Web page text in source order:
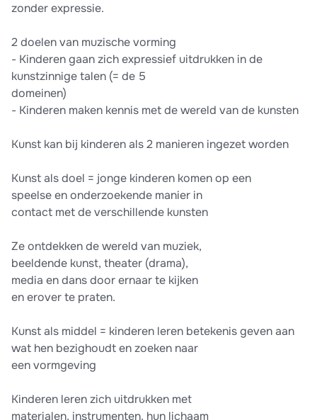
zonder expressie.
2 doelen van muzische vorming
- Kinderen gaan zich expressief uitdrukken in de
kunstzinnige talen (= de 5
domeinen)
- Kinderen maken kennis met de wereld van de kunsten
Kunst kan bij kinderen als 2 manieren ingezet worden
Kunst als doel = jonge kinderen komen op een
speelse en onderzoekende manier in
contact met de verschillende kunsten
Ze ontdekken de wereld van muziek,
beeldende kunst, theater (drama),
media en dans door ernaar te kijken
en erover te praten.
Kunst als middel = kinderen leren betekenis geven aan
wat hen bezighoudt en zoeken naar
een vormgeving
Kinderen leren zich uitdrukken met
materialen, instrumenten, hun lichaam